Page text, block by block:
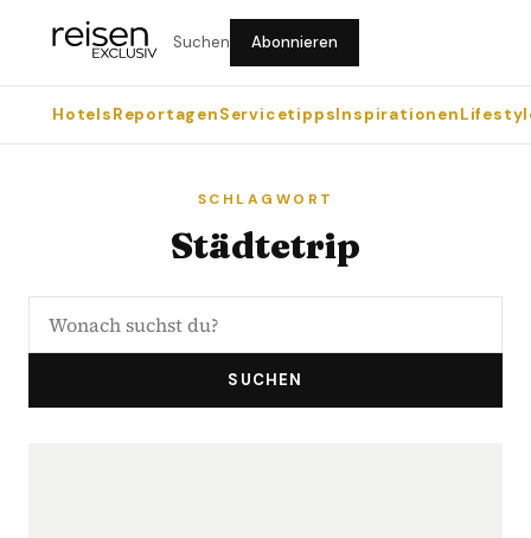
Suchen Abonnieren
HotelsReportagenServicetippsInspirationen
SCHLAGWORT
Städtetrip
SUCHEN